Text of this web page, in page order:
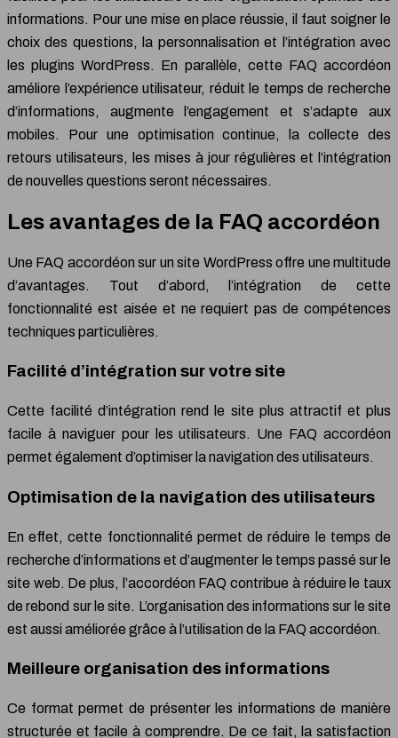
informations. Pour une mise en place réussie, il faut soigner le
choix des questions, la personnalisation et l’intégration avec
les plugins WordPress. En parallèle, cette FAQ accordéon
améliore l’expérience utilisateur, réduit le temps de recherche
d’informations, augmente l’engagement et s’adapte aux
mobiles. Pour une optimisation continue, la collecte des
retours utilisateurs, les mises à jour régulières et l’intégration
de nouvelles questions seront nécessaires.
Les avantages de la FAQ accordéon
Une FAQ accordéon sur un site WordPress offre une multitude
d’avantages. Tout d’abord, l’intégration de cette
fonctionnalité est aisée et ne requiert pas de compétences
techniques particulières.
Facilité d’intégration sur votre site
Cette facilité d’intégration rend le site plus attractif et plus
facile à naviguer pour les utilisateurs. Une FAQ accordéon
permet également d’optimiser la navigation des utilisateurs.
Optimisation de la navigation des utilisateurs
En effet, cette fonctionnalité permet de réduire le temps de
recherche d’informations et d’augmenter le temps passé sur le
site web. De plus, l’accordéon FAQ contribue à réduire le taux
de rebond sur le site. L’organisation des informations sur le site
est aussi améliorée grâce à l’utilisation de la FAQ accordéon.
Meilleure organisation des informations
Ce format permet de présenter les informations de manière
structurée et facile à comprendre. De ce fait, la satisfaction